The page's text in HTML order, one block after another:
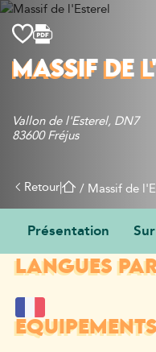
Découvrir
Que faire
Où dormir
Agenda
MASSIF DE
Vallon de l'Esterel, DN7
83600 Fréjus
Retour| / Massif de
Présentation
LANGUES
EQUIPEMENTS